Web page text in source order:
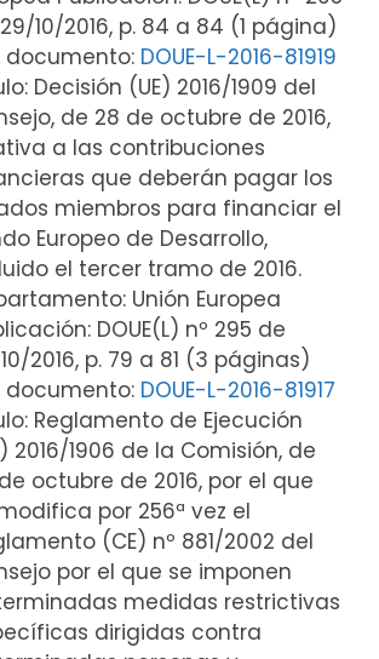
10/2016, p. 84 a 84 (1 página)
documento: DOUE-L-2016-81919
Decisión (UE) 2016/1909 del
de 28 de octubre de 2016,
a las contribuciones
que deberán pagar los
miembros para financiar el
Europeo de Desarrollo,
el tercer tramo de 2016.
Unión Europea
DOUE(L) nº 295 de
2016, p. 79 a 81 (3 páginas)
documento: DOUE-L-2016-81917
Reglamento de Ejecución
2016/1906 de la Comisión, de
octubre de 2016, por el que
por 256ª vez el
(CE) nº 881/2002 del
por el que se imponen
medidas restrictivas
dirigidas contra